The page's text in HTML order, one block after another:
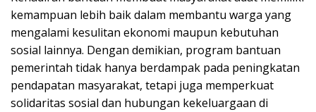
kemampuan lebih baik dalam membantu warga yang
mengalami kesulitan ekonomi maupun kebutuhan
sosial lainnya. Dengan demikian, program bantuan
pemerintah tidak hanya berdampak pada peningkatan
pendapatan masyarakat, tetapi juga memperkuat
solidaritas sosial dan hubungan kekeluargaan di